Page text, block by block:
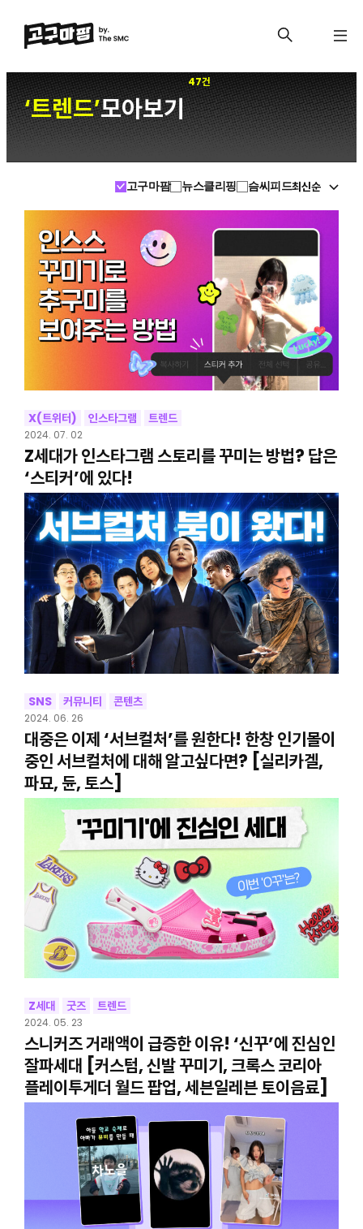
‘트렌드’모아보기
47건
고구마팜 뉴스클리핑 슴씨피드최신순
X(트위터) 인스타그램 트렌드
2024. 07. 02
Z세대가 인스타그램 스토리를 꾸미는 방법? 답은
‘스티커’에 있다!
SNS 커뮤니티 콘텐츠
2024. 06. 26
대중은 이제 ‘서브컬처’를 원한다! 한창 인기몰이
중인 서브컬처에 대해 알고싶다면? [실리카겔,
파묘, 듄, 토스]
Z세대 굿즈 트렌드
2024. 05. 23
스니커즈 거래액이 급증한 이유! ‘신꾸’에 진심인
잘파세대 [커스텀, 신발 꾸미기, 크록스 코리아
플레이투게더 월드 팝업, 세븐일레븐 토이음료]